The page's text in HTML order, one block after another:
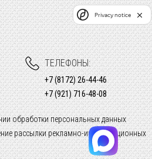
обработки персональных данных
рассылки рекламно-информационных
ТЕЛЕФОНЫ:
+7 (8172) 26-44-46
+7 (921) 716-48-08
Privacy notice